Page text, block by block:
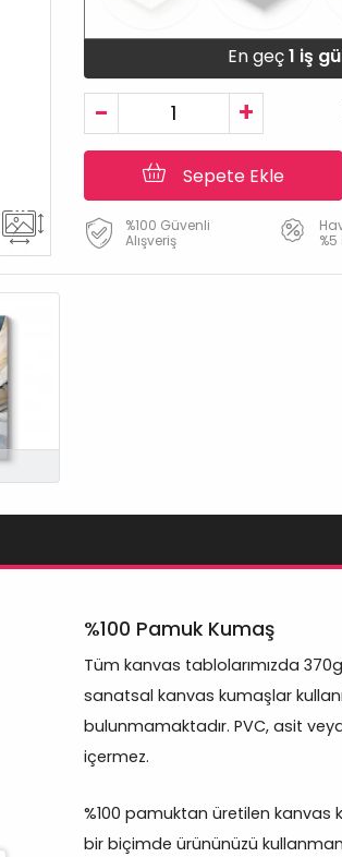
En geç1 iş
- +
Sepete Ekle
%100 Güvenli
Alışveriş
%100 Pamuk Kumaş
Tüm kanvas tablolarımızda
sanatsal kanvas kumaşlar
bulunmamaktadır. PVC, asit
içermez.
%100 pamuktan üretilen kanvas
bir biçimde ürününüzü